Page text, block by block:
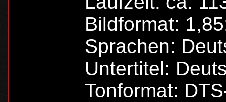
Bildformat:
Sprachen:
Untertitel:
Tonformat: